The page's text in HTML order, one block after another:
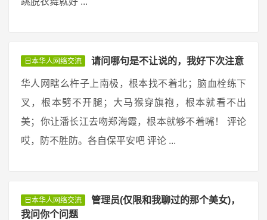
日本华人网络交流 请问哪句是不让说的，我好下次注意
华人网瞎么杵子上南极，根本找不着北；脑血栓练下
叉，根本劈不开腿；大马猴穿旗袍，根本就看不出
美；你让潘长江去吻郑海霞，根本就够不着嘴！ 评论
哎，防不胜防。各自保平安吧 评论 ...
日本华人网络交流
管理员(仅限和我聊过的那个美女)，
我问你个问题